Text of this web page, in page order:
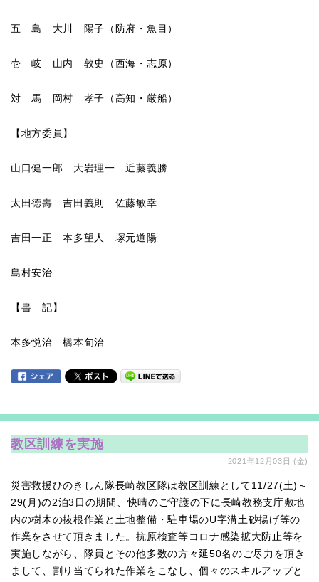
五 島 大川 陽子（防府・魚目）
壱 岐 山内 敦史（西海・志原）
対 馬 岡村 孝子（高知・厳船）
【地方委員】
山口健一郎 大岩理一 近藤義勝
太田徳壽 吉田義則 佐藤敏幸
吉田一正 本多望人 塚元道陽
島村安治
【書 記】
本多悦治 橋本旬治
教区訓練を実施
2021年12月03日 (金)
災害救援ひのきしん隊長崎教区隊は教区訓練として11/27(土)～
29(月)の2泊3日の期間、快晴のご守護の下に長崎教務支庁敷地
内の樹木の抜根作業と土地整備・駐車場のU字溝土砂揚げ等の
作業をさせて頂きました。抗原検査等コロナ感染拡大防止等を
実施しながら、隊員とその他多数の方々延50名のご尽力を頂き
まして、割り当てられた作業をこなし、個々のスキルアップと